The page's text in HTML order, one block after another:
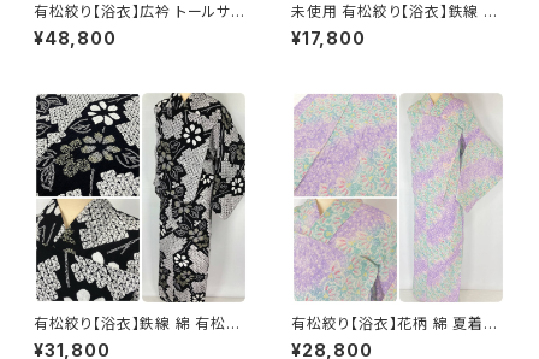
有松絞り【浴衣】広衿 トールサイ
ズ 鉄線 トンボ 綿 有松鳴海絞り
紫 黒 白 パステル 069
¥48,800
未使用 有松絞り【浴衣】鉄線 綿
総絞り 紺 白 赤 052
¥17,800
有松絞り【浴衣】鉄線 綿 有松鳴
海絞り 黒 白 モノトーン 黄 067
¥31,800
有松絞り【浴衣】花柄 綿 夏着物
有松鳴海絞り 紫 黄緑 パステル
¥28,800